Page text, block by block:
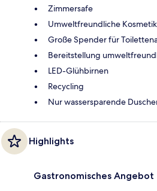
Zimmersafe
Umweltfreundliche
Große Spender für
Bereitstellung
LED-Glühbirnen
Recycling
Nur wassersparende
Highlights
Gastronomisches Angebot